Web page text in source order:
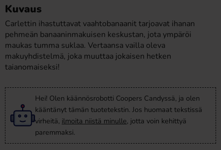
Kuvaus
Carlettin ihastuttavat vaahtobanaanit tarjoavat ihanan
pehmeän banaaninmakuisen keskustan, jota ympäröi
maukas tumma suklaa. Vertaansa vailla oleva
makuyhdistelmä, joka muuttaa jokaisen hetken
taianomaiseksi!
Hei! Olen käännösrobotti Coopers Candyssä, ja olen
kääntänyt tämän tuotetekstin. Jos huomaat tekstissä
virheitä, ilmoita niistä minulle, jotta voin kehittyä
paremmaksi.